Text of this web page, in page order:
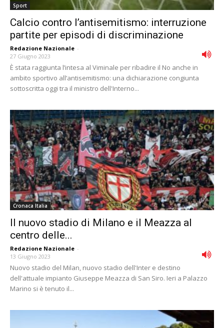
Sport
Calcio contro l’antisemitismo: interruzione
partite per episodi di discriminazione
Redazione Nazionale -
27 Giugno 2023
È stata raggiunta l’intesa al Viminale per ribadire il No anche in
ambito sportivo all’antisemitismo: una dichiarazione congiunta
sottoscritta oggi tra il ministro dell'Interno...
Cronaca Italia
Il nuovo stadio di Milano e il Meazza al
centro delle...
Redazione Nazionale -
13 Giugno 2023
Nuovo stadio del Milan, nuovo stadio dell'Inter e destino
dell'attuale impianto Giuseppe Meazza di San Siro. Ieri a Palazzo
Marino si è tenuto il...